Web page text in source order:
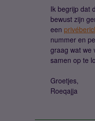
Ik begrijp dat
bewust zijn
een
nummer en
graag wat we
samen op te
Groetjes,
Roeqajja